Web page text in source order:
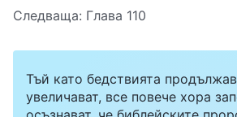
Следваща: Глава 110
Тъй като бедствията
увеличават, все повече хора